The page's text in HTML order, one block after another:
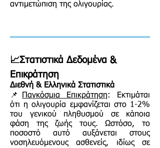
αντιμετώπιση της ολιγουρίας.
📈Στατιστικά Δεδομένα &
Επικράτηση
Διεθνή & Ελληνικά Στατιστικά
📌
Παγκόσμια Επικράτηση: Εκτιμάται
ότι η ολιγουρία εμφανίζεται στο 1-2%
του γενικού πληθυσμού σε κάποια
φάση της ζωής τους. Ωστόσο, το
ποσοστό αυτό αυξάνεται στους
νοσηλευόμενους ασθενείς, ιδίως σε